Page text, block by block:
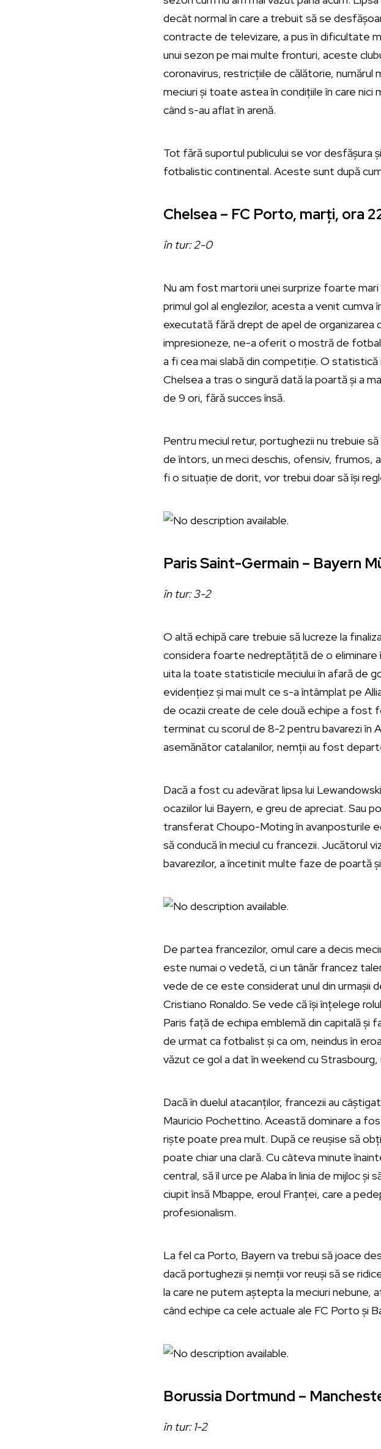
decât normal în care a trebuit să se
contracte de televizare, a pus în dificultate
unui sezon pe mai multe fronturi, aceste
coronavirus, restricțiile de călătorie,
meciuri și toate astea în condițiile în care nici
când s-au aflat în arenă.
Tot fără suportul publicului se vor desfășura
fotbalistic continental. Aceste sunt după
Chelsea – FC Porto, marți, ora
în tur: 2-0
Nu am fost martorii unei surprize foarte mari
primul gol al englezilor, acesta a venit
executată fără drept de apel de organizarea
impresioneze, ne-a oferit o mostră de
a fi cea mai slabă din competiție. O statistică
Chelsea a tras o singură dată la poartă și a
de 9 ori, fără succes însă.
Pentru meciul retur, portughezii nu trebuie
de întors, un meci deschis, ofensiv, frumos,
fi o situație de dorit, vor trebui doar să își
Paris Saint-Germain – Bayern
în tur: 3-2
O altă echipă care trebuie să lucreze la
considera foarte nedreptățită de o eliminare
uita la toate statisticile meciului în afară de
evidențiez și mai mult ce s-a întâmplat pe
de ocazii create de cele două echipe a fost
terminat cu scorul de 8-2 pentru bavarezi în
asemănător catalanilor, nemții au fost
Dacă a fost cu adevărat lipsa lui
ocaziilor lui Bayern, e greu de apreciat. Sau
transferat Choupo-Moting în avanposturile
să conducă în meciul cu francezii. Jucătorul
bavarezilor, a încetinit multe faze de poartă
De partea francezilor, omul care a decis
este numai o vedetă, ci un tânăr francez
vede de ce este considerat unul din urmașii
Cristiano Ronaldo. Se vede că își înțelege
Paris față de echipa emblemă din capitală și
de urmat ca fotbalist și ca om, neindus în
văzut ce gol a dat în weekend cu
Dacă în duelul atacanților, francezii au
Mauricio Pochettino. Această dominare a
riște poate prea mult. După ce reușise să
poate chiar una clară. Cu câteva minute
central, să îl urce pe Alaba în linia de mijloc
ciupit însă Mbappe, eroul Franței, care a
profesionalism.
La fel ca Porto, Bayern va trebui să joace
dacă portughezii și nemții vor reuși să se
la care ne putem aștepta la meciuri nebune,
când echipe ca cele actuale ale FC Porto și
Borussia Dortmund –
în tur: 1-2